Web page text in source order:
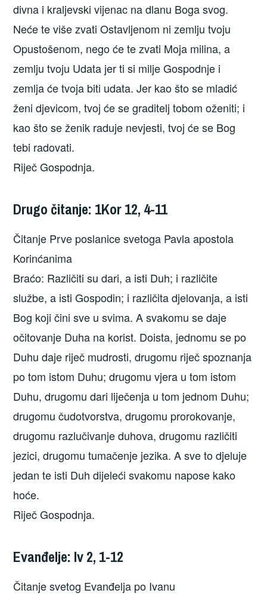
divna i kraljevski vijenac na dlanu Boga svog.
Neće te više zvati Ostavljenom ni zemlju tvoju
Opustošenom, nego će te zvati Moja milina, a
zemlju tvoju Udata jer ti si milje Gospodnje i
zemlja će tvoja biti udata. Jer kao što se mladić
ženi djevicom, tvoj će se graditelj tobom oženiti; i
kao što se ženik raduje nevjesti, tvoj će se Bog
tebi radovati.
Riječ Gospodnja.
Drugo čitanje: 1Kor 12, 4-11
Čitanje Prve poslanice svetoga Pavla apostola
Korinćanima
Braćo: Različiti su dari, a isti Duh; i različite
službe, a isti Gospodin; i različita djelovanja, a isti
Bog koji čini sve u svima. A svakomu se daje
očitovanje Duha na korist. Doista, jednomu se po
Duhu daje riječ mudrosti, drugomu riječ spoznanja
po tom istom Duhu; drugomu vjera u tom istom
Duhu, drugomu dari liječenja u tom jednom Duhu;
drugomu čudotvorstva, drugomu prorokovanje,
drugomu razlučivanje duhova, drugomu različiti
jezici, drugomu tumačenje jezika. A sve to djeluje
jedan te isti Duh dijeleći svakomu napose kako
hoće.
Riječ Gospodnja.
Evanđelje: Iv 2, 1-12
Čitanje svetog Evanđelja po Ivanu